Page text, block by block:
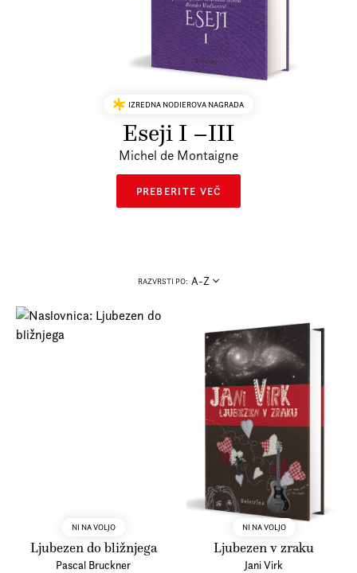
IZREDNA NODIEROVA NAGRADA
Eseji I –III
Michel de Montaigne
PREBERITE VEČ
RAZVRSTI PO: A-Z
NI NA VOLJO
Ljubezen do bližnjega
Pascal Bruckner
NI NA VOLJO
Ljubezen v zraku
Jani Virk